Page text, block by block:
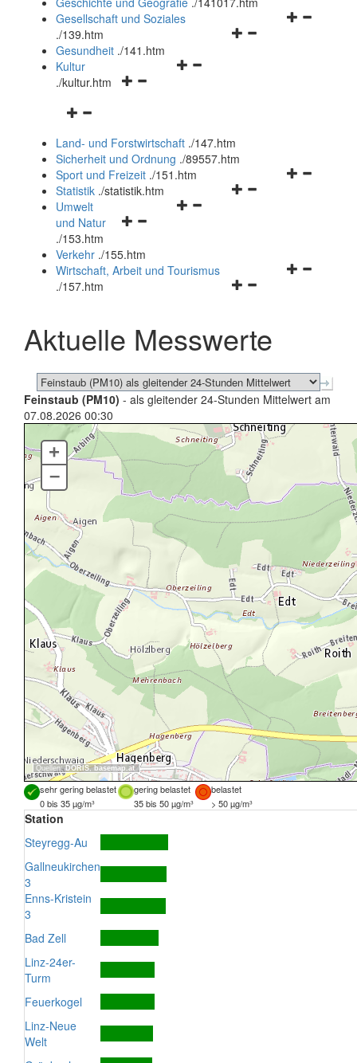
schließen
Navigationsmenü
Gesellschaft und Soziales
./139.htm
Navigationsmenü
Gesundheit ./141.htm
Navigationsmenü
Kultur
./kultur.htm
Navigationsmenü
und
schließen
Land- und Forstwirtschaft ./147.htm
Sicherheit und Ordnung ./89557.htm
Navigationsmenü
Sport und Freizeit ./151.htm
Navigationsmenü
Statistik ./statistik.htm
Navigationsmenü
und
schließen
Umwelt
und Natur
./153.htm
Verkehr ./155.htm
Navigationsmenü
schließen
Wirtschaft, Arbeit und Tourismus
./157.htm
Aktuelle Messwerte
Feinstaub (PM10) - als gleitender 24-Stunden Mittelwert am
07.08.2026 00:30
Quellen: DORIS,basemap.at
+
–
sehr gering belastet gering belastet
belastet
0 bis 35 µg/m³
35 bis 50 µg/m³ > 50 µg/m³
Station
Steyregg-Au
Gallneukirchen
3
Enns-Kristein
3
Bad Zell
Linz-24er-
Turm
Feuerkogel
Linz-Neue
Welt